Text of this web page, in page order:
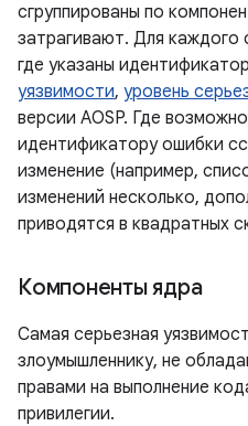
сгруппированы по
затрагивают. Для каждого
где указаны
уязвимости, уровень
версии AOSP. Где
идентификатору ошибки
изменение (например,
изменений несколько,
приводятся в квадратных
Компоненты ядра
Самая серьезная
злоумышленнику, не
правами на выполнение
привилегии.